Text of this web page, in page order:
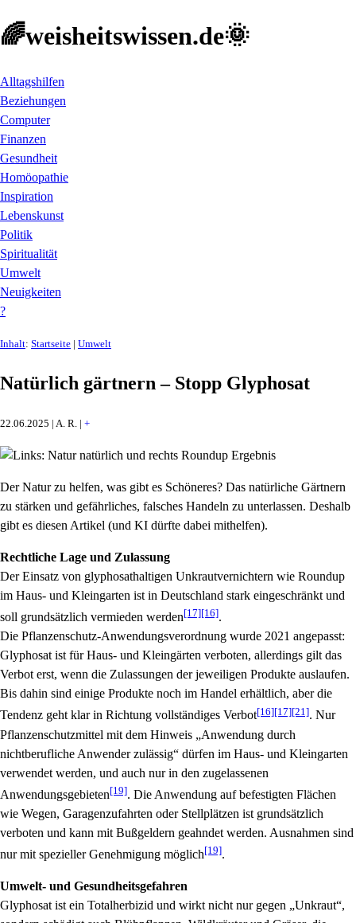
🌈weisheitswissen.de🌞
Alltagshilfen
Beziehungen
Computer
Finanzen
Gesundheit
Homöopathie
Inspiration
Lebenskunst
Politik
Spiritualität
Umwelt
Neuigkeiten
?
Inhalt: Startseite | Umwelt
Natürlich gärtnern – Stopp Glyphosat
22.06.2025 | A. R. | +
Der Natur zu helfen, was gibt es Schöneres? Das natürliche Gärtnern
zu stärken und gefährliches, falsches Handeln zu unterlassen. Deshalb
gibt es diesen Artikel (und KI dürfte dabei mithelfen).
Rechtliche Lage und Zulassung
Der Einsatz von glyphosathaltigen Unkrautvernichtern wie Roundup
im Haus- und Kleingarten ist in Deutschland stark eingeschränkt und
soll grundsätzlich vermieden werden[17][16].
Die Pflanzenschutz-Anwendungsverordnung wurde 2021 angepasst:
Glyphosat ist für Haus- und Kleingärten verboten, allerdings gilt das
Verbot erst, wenn die Zulassungen der jeweiligen Produkte auslaufen.
Bis dahin sind einige Produkte noch im Handel erhältlich, aber die
Tendenz geht klar in Richtung vollständiges Verbot[16][17][21]. Nur
Pflanzenschutzmittel mit dem Hinweis „Anwendung durch
nichtberufliche Anwender zulässig“ dürfen im Haus- und Kleingarten
verwendet werden, und auch nur in den zugelassenen
Anwendungsgebieten[19]. Die Anwendung auf befestigten Flächen
wie Wegen, Garagenzufahrten oder Stellplätzen ist grundsätzlich
verboten und kann mit Bußgeldern geahndet werden. Ausnahmen sind
nur mit spezieller Genehmigung möglich[19].
Umwelt- und Gesundheitsgefahren
Glyphosat ist ein Totalherbizid und wirkt nicht nur gegen „Unkraut“,